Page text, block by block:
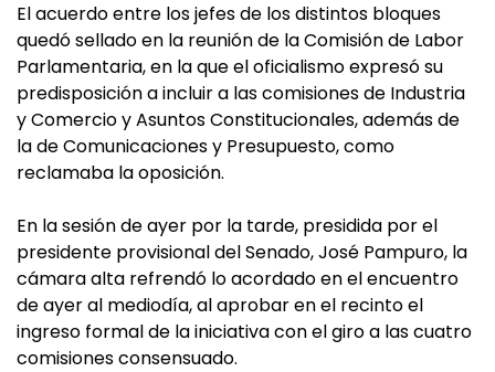
El acuerdo entre los jefes de los distintos bloques
quedó sellado en la reunión de la Comisión de Labor
Parlamentaria, en la que el oficialismo expresó su
predisposición a incluir a las comisiones de Industria
y Comercio y Asuntos Constitucionales, además de
la de Comunicaciones y Presupuesto, como
reclamaba la oposición.
En la sesión de ayer por la tarde, presidida por el
presidente provisional del Senado, José Pampuro, la
cámara alta refrendó lo acordado en el encuentro
de ayer al mediodía, al aprobar en el recinto el
ingreso formal de la iniciativa con el giro a las cuatro
comisiones consensuado.